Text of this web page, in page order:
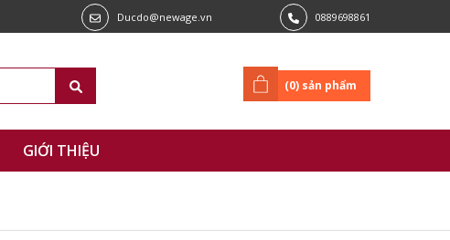
Ducdo@newage.vn 0889698861
(0) sản phẩm
GIỚI THIỆU